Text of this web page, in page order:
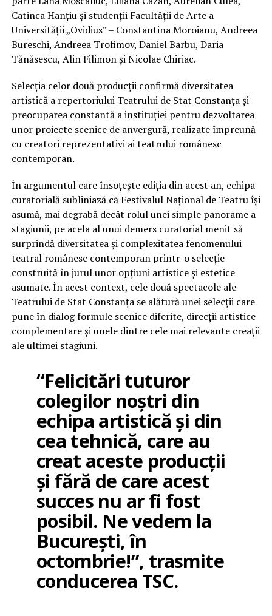
Catinca Hanțiu și studenții Facultății de Arte a
Universității „Ovidius” – Constantina Moroianu, Andreea
Bureschi, Andreea Trofimov, Daniel Barbu, Daria
Tănăsescu, Alin Filimon și Nicolae Chiriac.
Selecția celor două producții confirmă diversitatea
artistică a repertoriului Teatrului de Stat Constanța și
preocuparea constantă a instituției pentru dezvoltarea
unor proiecte scenice de anvergură, realizate împreună
cu creatori reprezentativi ai teatrului românesc
contemporan.
În argumentul care însoțește ediția din acest an, echipa
curatorială subliniază că Festivalul Național de Teatru își
asumă, mai degrabă decât rolul unei simple panorame a
stagiunii, pe acela al unui demers curatorial menit să
surprindă diversitatea și complexitatea fenomenului
teatral românesc contemporan printr-o selecție
construită în jurul unor opțiuni artistice și estetice
asumate. În acest context, cele două spectacole ale
Teatrului de Stat Constanța se alătură unei selecții care
pune în dialog formule scenice diferite, direcții artistice
complementare și unele dintre cele mai relevante creații
ale ultimei stagiuni.
“Felicitări tuturor
colegilor noștri din
echipa artistică și din
cea tehnică, care au
creat aceste producții
și fără de care acest
succes nu ar fi fost
posibil. Ne vedem la
București, în
octombrie!”, trasmite
conducerea TSC.